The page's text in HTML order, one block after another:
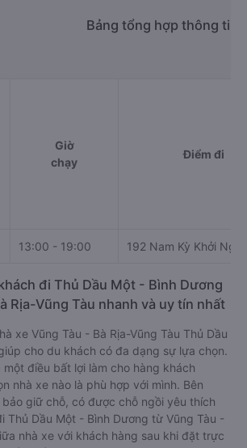
Bảng tổng hợp thông tin
Giờ
chạy
Điểm đi
13:00 - 19:00 192 Nam Kỳ Khởi
đi Thủ Dầu Một - Bình Dương
Rịa-Vũng Tàu nhanh và uy tín nhất
xe Vũng Tàu - Bà Rịa-Vũng Tàu Thủ Dầu
cho du khách có đa dạng sự lựa chọn.
điều bất lợi làm cho hàng khách
nhà xe nào là phù hợp với mình. Bên
giữ chỗ, có được chỗ ngồi yêu thích
Thủ Dầu Một - Bình Dương từ Vũng Tàu -
nhà xe với khách hàng sau khi đặt trực